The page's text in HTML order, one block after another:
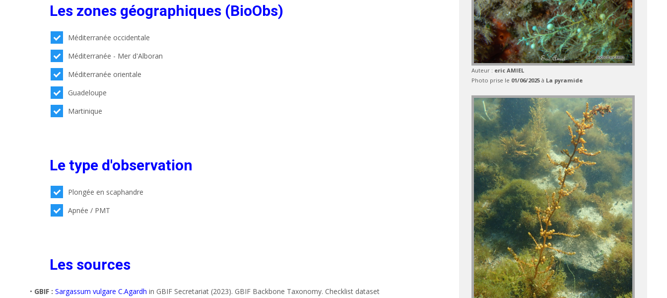
Les zones géographiques (BioObs)
Méditerranée occidentale
Méditerranée - Mer d'Alboran
Méditerranée orientale
Guadeloupe
Martinique
Le type d'observation
Plongée en scaphandre
Apnée / PMT
Les sources
• GBIF : Sargassum vulgare C.Agardh in GBIF Secretariat (2023). GBIF Backbone Taxonomy. Checklist dataset
Auteur : eric AMIEL
Photo prise le 01/06/2025à La pyramide